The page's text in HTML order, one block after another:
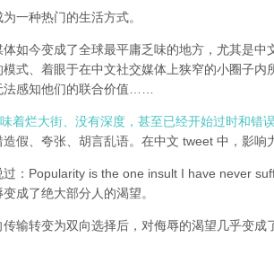
一种热门的生活方式。
体如今变成了全球最平庸乏味的地方，尤其是
式、着眼于在中文社交媒体上狭窄的小圈子内
法感知他们的联合价值……
着烂大街、没有深度，甚至已经开始过时和错
假、夸张、胡言乱语。在中文 tweet 中，影响
过：Popularity is the one insult I have never
成了绝大部分人的渴望。
输转变为双向选择后，对侮辱的渴望几乎变成